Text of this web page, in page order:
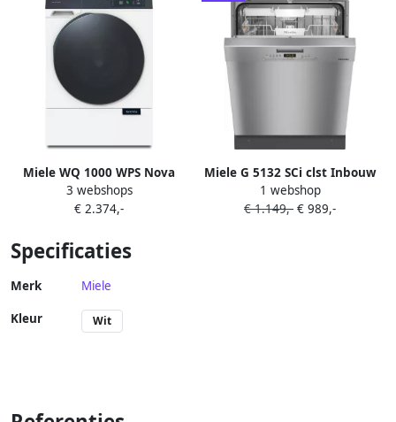
Miele WQ 1000 WPS Nova
Edition | Wasmachines |
Huishouden&Woning
4002516857761
3 webshops
€ 2.374,-
Miele G 5132 SCi clst Inbouw
Half geïntegreerd Nishoogte
80 5 87 cm half
1 webshop
€ 1.149,- € 989,-
Specificaties
Merk Miele
Kleur Wit